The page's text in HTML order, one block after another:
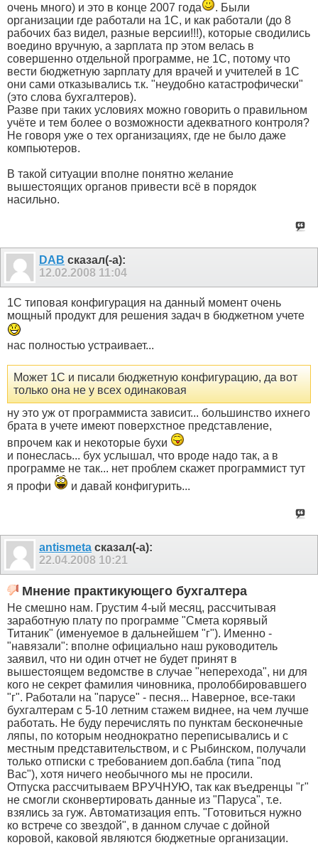
очень много) и это в конце 2007 года
. Были
организации где работали на 1С, и как работали (до 8
рабочих баз видел, разные версии!!!), которые сводились
воедино вручную, а зарплата пр этом велась в
совершенно отдельной программе, не 1С, потому что
вести бюджетную зарплату для врачей и учителей в 1С
они сами отказывались т.к. "неудобно катастрофически"
(это слова бухгалтеров).
Разве при таких условиях можно говорить о правильном
учёте и тем более о возможности адекватного контроля?
Не говоря уже о тех организациях, где не было даже
компьютеров.
В такой ситуации вполне понятно желание
вышестоящих органов привести всё в порядок
насильно.
DAB сказал(-а):
12.02.2008 11:04
1С типовая конфигурация на данный момент очень
мощный продукт для решения задач в бюджетном учете
нас полностью устраивает...
Может 1С и писали бюджетную конфигурацию, да вот
только она не у всех одинаковая
ну это уж от программиста зависит... большинство ихнего
брата в учете имеют поверхстное представление,
впрочем как и некоторые бухи
и понеслась... бух услышал, что вроде надо так, а в
программе не так... нет проблем скажет программист тут
я профи
и давай конфигурить...
antismeta сказал(-а):
22.04.2008 10:21
Мнение практикующего бухгалтера
Не смешно нам. Грустим 4-ый месяц, рассчитывая
заработную плату по программе "Смета корявый
Титаник" (именуемое в дальнейшем "г"). Именно -
"навязали": вполне официально наш руководитель
заявил, что ни один отчет не будет принят в
вышестоящем ведомстве в случае "неперехода", ни для
кого не секрет фамилия чиновника, пролоббировавшего
"г". Работали на "парусе" - песня... Наверное, все-таки
бухгалтерам с 5-10 летним стажем виднее, на чем лучше
работать. Не буду перечислять по пунктам бесконечные
ляпы, по которым неоднократно переписывались и с
местным представительством, и с Рыбинском, получали
только отписки с требованием доп.бабла (типа "под
Вас"), хотя ничего необычного мы не просили.
Отпуска рассчитываем ВРУЧНУЮ, так как въедренцы "г"
не смогли сконвертировать данные из "Паруса", т.е.
взялись за гуж. Автоматизация епть. "Готовиться нужно
ко встрече со звездой", в данном случае с дойной
коровой, каковой являются бюджетные организации.